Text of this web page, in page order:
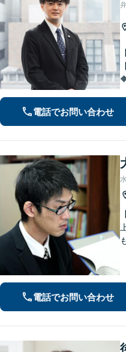
電話でお問い合わせ
電話でお問い合わせ